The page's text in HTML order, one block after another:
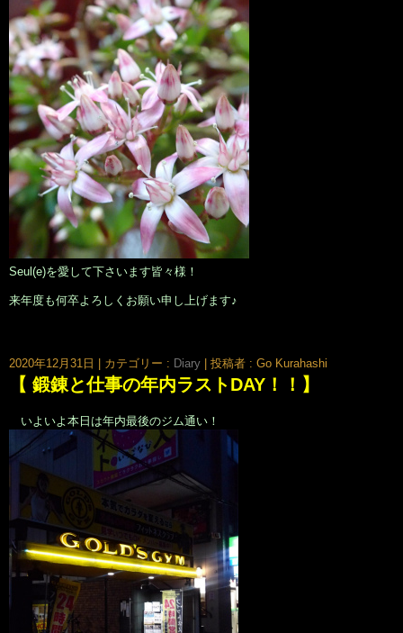
Seul(e)を愛して下さいます皆々様！
来年度も何卒よろしくお願い申し上げます♪
2020年12月31日 | カテゴリー : Diary | 投稿者 : Go Kurahashi
【 鍛錬と仕事の年内ラストDAY！！】
いよいよ本日は年内最後のジム通い！